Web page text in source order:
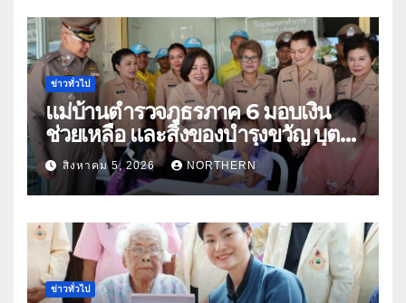
ข่าวทั่วไป
แม่บ้านตำรวจภูธรภาค 6 มอบเงิน
ช่วยเหลือ และสิ่งของบำรุงขวัญ บุตร-
ธิดา ข้าราชการตำรวจจังหวัด
อุทัยธานี
สิงหาคม 5, 2026 NORTHERN
ข่าวทั่วไป